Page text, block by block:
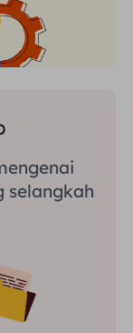
selangkah